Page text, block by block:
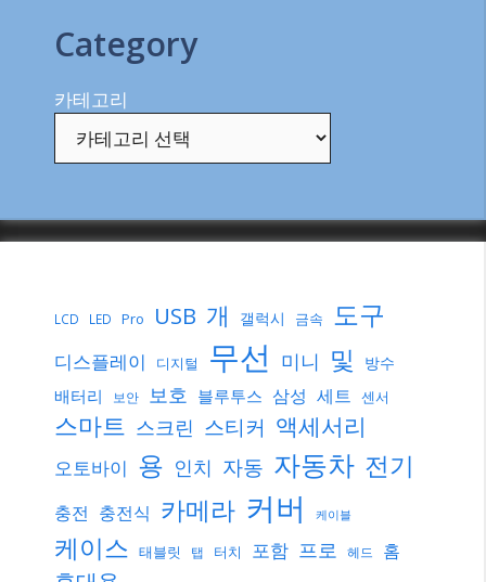
Category
카테고리
LCD LED Pro USB 개 갤럭시 금속 도구
디스플레이 디지털 무선 미니 및 방수
배터리 보안 보호 블루투스 삼성 세트 센서
스마트 스크린 스티커 액세서리
오토바이 용 인치 자동 자동차 전기
충전 충전식 카메라 커버 케이블
케이스 태블릿 탭 터치 포함 프로 헤드 홈